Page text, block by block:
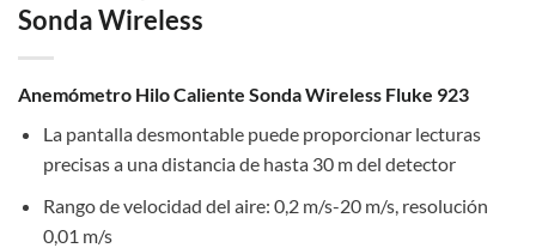
Sonda Wireless
Anemómetro Hilo Caliente Sonda Wireless Fluke 923
La pantalla desmontable puede proporcionar lecturas
precisas a una distancia de hasta 30 m del detector
Rango de velocidad del aire: 0,2 m/s-20 m/s, resolución
0,01 m/s